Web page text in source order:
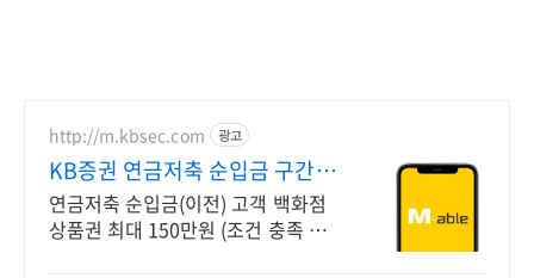
http://m.kbsec.com 광고
KB증권 연금저축 순입금 구간별
상품권 혜택
연금저축 순입금(이전) 고객 백화점
상품권 최대 150만원 (조건 충족 시)